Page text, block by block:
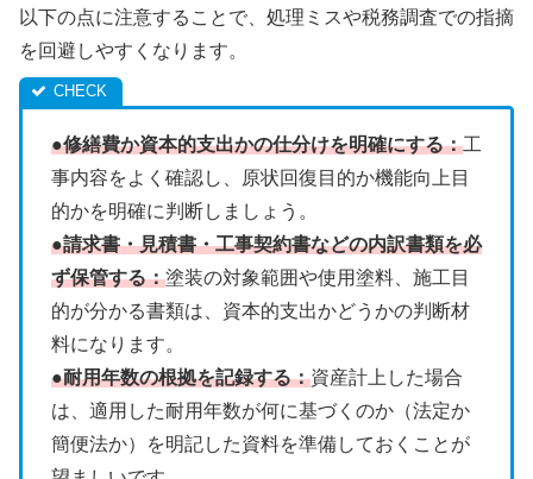
以下の点に注意することで、処理ミスや税務調査での指摘
を回避しやすくなります。
●修繕費か資本的支出かの仕分けを明確にする：工
事内容をよく確認し、原状回復目的か機能向上目
的かを明確に判断しましょう。
●請求書・見積書・工事契約書などの内訳書類を必
ず保管する：塗装の対象範囲や使用塗料、施工目
的が分かる書類は、資本的支出かどうかの判断材
料になります。
●耐用年数の根拠を記録する：資産計上した場合
は、適用した耐用年数が何に基づくのか（法定か
簡便法か）を明記した資料を準備しておくことが